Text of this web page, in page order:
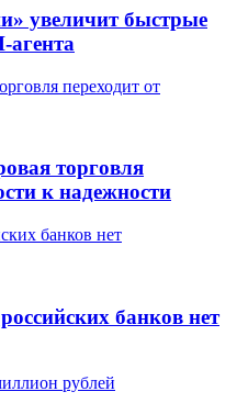
увеличит быстрые
переходит от
торговля
к надежности
банков нет
банков нет
рублей